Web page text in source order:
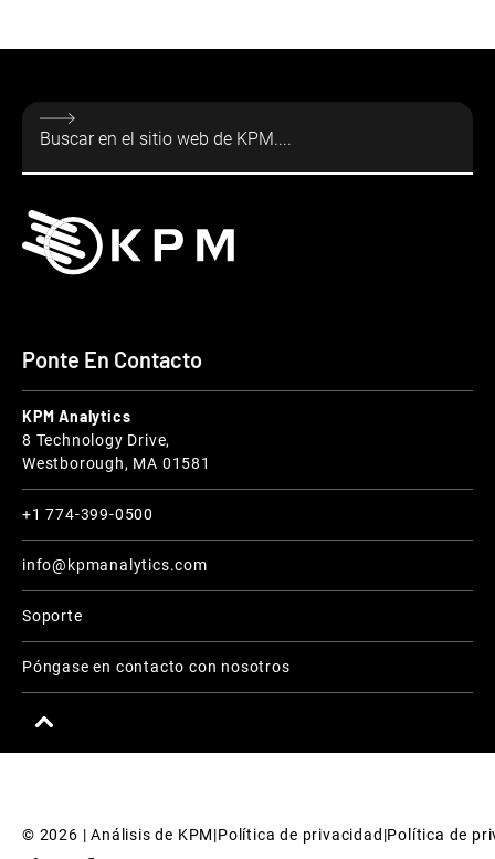
Ponte En Contacto
KPM Analytics
8 Technology Drive,
Westborough, MA 01581
+1 774-399-0500
info@kpmanalytics.com
Soporte
Póngase en contacto con nosotros
© 2026 | Análisis de KPM|Política de privacidad |Política de